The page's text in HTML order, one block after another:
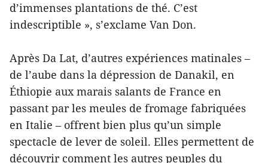
d’immenses plantations de thé. C’est
indescriptible », s’exclame Van Don.
Après Da Lat, d’autres expériences matinales –
de l’aube dans la dépression de Danakil, en
Éthiopie aux marais salants de France en
passant par les meules de fromage fabriquées
en Italie – offrent bien plus qu’un simple
spectacle de lever de soleil. Elles permettent de
découvrir comment les autres peuples du